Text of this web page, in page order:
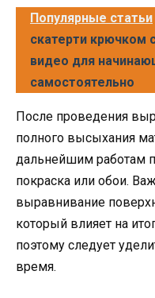
Популярные статьи
скатерти крючком
видео для
самостоятельно
После проведения
полного высыхания
дальнейшим работам
покраска или обои.
выравнивание
который влияет на
поэтому следует
время.